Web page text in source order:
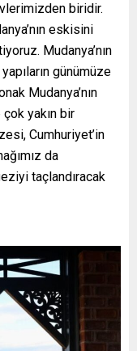
biridir.
eskisini
Mudanya’nın
günümüze
Mudanya’nın
yakın bir
Cumhuriyet’in
da
taçlandıracak